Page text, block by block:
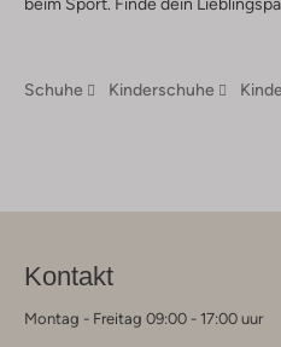
Schuhe
Kinderschuhe
Kontakt
Montag - Freitag 09:00 - 17:00 uur